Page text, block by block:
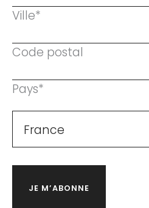
Ville*
Code postal
Pays*